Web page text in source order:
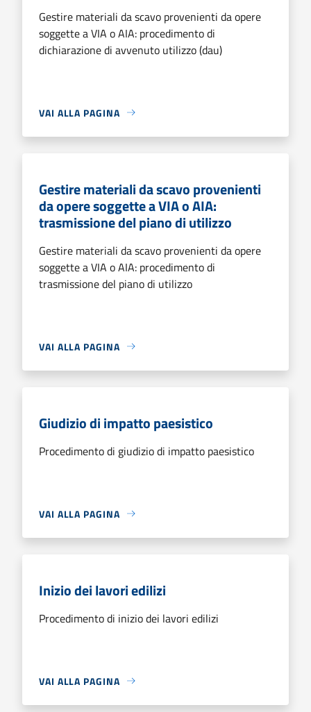
Gestire materiali da scavo provenienti da opere
soggette a VIA o AIA: procedimento di
dichiarazione di avvenuto utilizzo (dau)
VAI ALLA PAGINA
Gestire materiali da scavo provenienti
da opere soggette a VIA o AIA:
trasmissione del piano di utilizzo
Gestire materiali da scavo provenienti da opere
soggette a VIA o AIA: procedimento di
trasmissione del piano di utilizzo
VAI ALLA PAGINA
Giudizio di impatto paesistico
Procedimento di giudizio di impatto paesistico
VAI ALLA PAGINA
Inizio dei lavori edilizi
Procedimento di inizio dei lavori edilizi
VAI ALLA PAGINA